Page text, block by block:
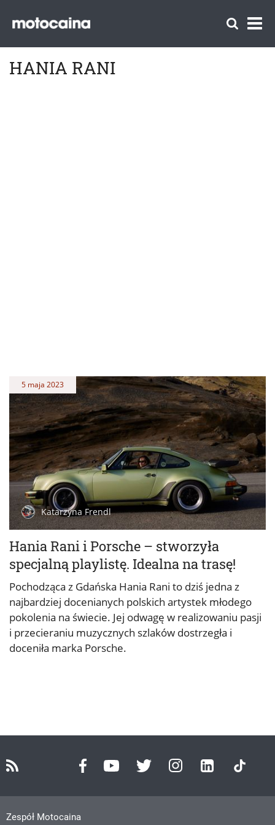
HANIA RANI
Hania Rani i Porsche – stworzyła
specjalną playlistę. Idealna na trasę!
5 maja 2023
Katarzyna Frendl
Pochodząca z Gdańska Hania Rani to dziś jedna z
najbardziej docenianych polskich artystek młodego
pokolenia na świecie. Jej odwagę w realizowaniu pasji
i przecieraniu muzycznych szlaków dostrzegła i
doceniła marka Porsche.
Zespół Motocaina